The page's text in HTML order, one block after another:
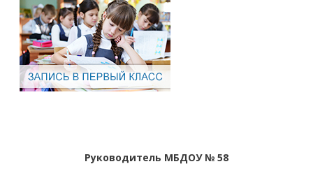
Руководитель МБДОУ № 58